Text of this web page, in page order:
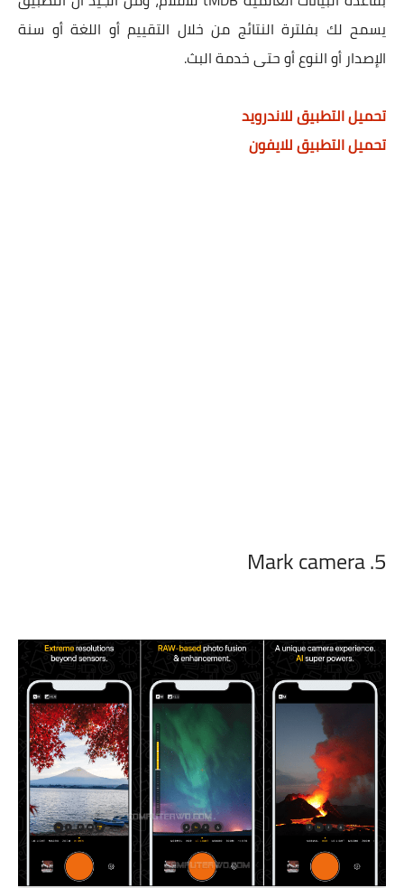
يسمح لك بفلترة النتائج من خلال التقييم أو اللغة أو سنة
الإصدار أو النوع أو حتى خدمة البث.
تحميل التطبيق للاندرويد
تحميل التطبيق للايفون
5. Mark camera